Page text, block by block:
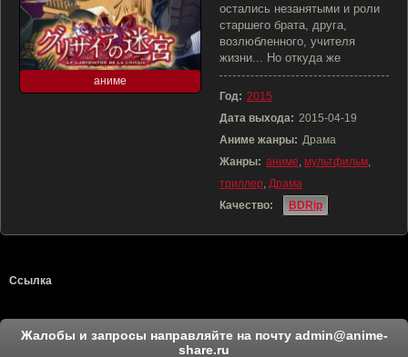
аниме
остались незанятыми и роли
старшего брата, друга,
возлюбленного, учителя
жизни... Но откуда же
Год: 2015
Дата выхода: 2015-04-19
Аниме жанры: Драма
Жанры: аниме, мультфильм,
триллер, Драма
Качество:
BDRip
Ссылка
Жалобы и запросы направляйте на почту admin@anime-
share.ru